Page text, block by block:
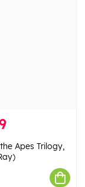
Apes Trilogy,